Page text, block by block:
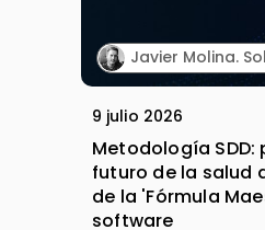
9 julio 2026
Metodología SDD:
futuro de la salud
de la 'Fórmula
software